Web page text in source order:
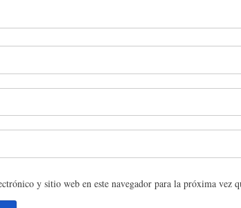
y sitio web en este navegador para la próxima vez